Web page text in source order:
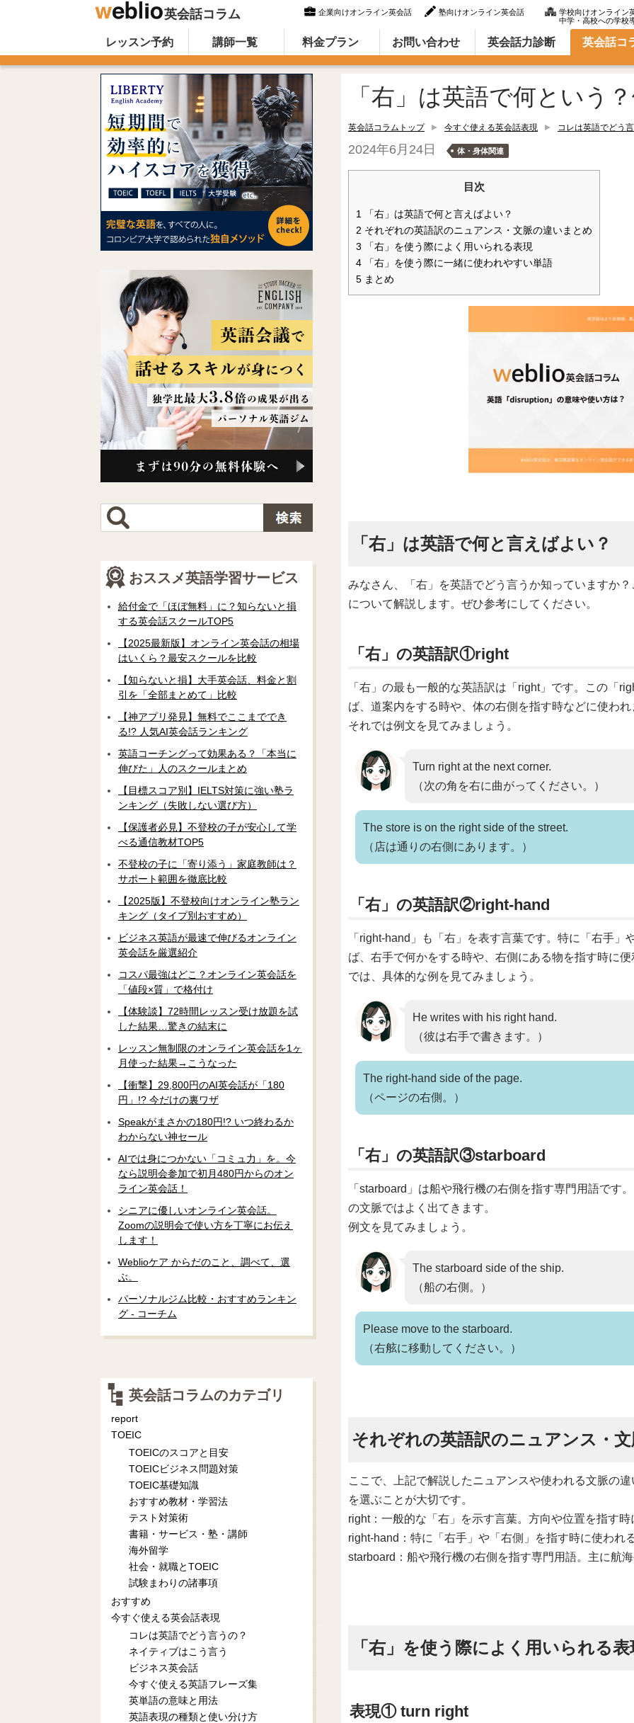
英会話コラム 企業向けオンライン英会話 塾向けオンライン英会話
学校向けオンライン
中学・高校への学校
オンライン英会話のWeblio英会話コラム（英語での言い方・英語表現）
Skip to content
レッスン予約 講師一覧 料金プラン お問い合わせ 英会話力診断 英会話コ
「右」は英語で何という
英会話コラムトップ 今すぐ使える英会話表現 コレは英語でどう
2024年6月24日 体・身体関連
目次
1 「右」は英語で何と言えばよい？
2 それぞれの英語訳のニュアンス・文脈の違いまとめ
3 「右」を使う際によく用いられる表現
4 「右」を使う際に一緒に使われやすい単語
5 まとめ
「右」は英語で何と言えばよい？
みなさん、「右」を英語でどう言うか知っていますか
について解説します。ぜひ参考にしてください。
「右」の英語訳①right
「右」の最も一般的な英語訳は「right」です。この「
ば、道案内をする時や、体の右側を指す時などに使われ
それでは例文を見てみましょう。
Turn right at the next corner.
（次の角を右に曲がってください。）
The store is on the right side of the street.
（店は通りの右側にあります。）
「右」の英語訳②right-hand
「right-hand」も「右」を表す言葉です。特に「右手
ば、右手で何かをする時や、右側にある物を指す時に
では、具体的な例を見てみましょう。
He writes with his right hand.
（彼は右手で書きます。）
The right-hand side of the page.
（ページの右側。）
「右」の英語訳③starboard
「starboard」は船や飛行機の右側を指す専門用語です
の文脈ではよく出てきます。
例文を見てみましょう。
The starboard side of the ship.
（船の右側。）
Please move to the starboard.
（右舷に移動してください。）
それぞれの英語訳のニュアンス・
ここで、上記で解説したニュアンスや使われる文脈の
を選ぶことが大切です。
right：一般的な「右」を示す言葉。方向や位置を指す
right-hand：特に「右手」や「右側」を指す時に使われ
starboard：船や飛行機の右側を指す専門用語。主に航
「右」を使う際によく用いられる表
表現① turn right
おススメ英語学習サービス
給付金で「ほぼ無料」に？知らないと損
する英会話スクールTOP5
【2025最新版】オンライン英会話の相場
はいくら？最安スクールを比較
【知らないと損】大手英会話、料金と割
引を「全部まとめて」比較
【神アプリ発見】無料でここまででき
る!? 人気AI英会話ランキング
英語コーチングって効果ある？「本当に
伸びた」人のスクールまとめ
【目標スコア別】IELTS対策に強い塾ラ
ンキング（失敗しない選び方）
【保護者必見】不登校の子が安心して学
べる通信教材TOP5
不登校の子に「寄り添う」家庭教師は？
サポート範囲を徹底比較
【2025版】不登校向けオンライン塾ラン
キング（タイプ別おすすめ）
ビジネス英語が最速で伸びるオンライン
英会話を厳選紹介
コスパ最強はどこ？オンライン英会話を
「値段×質」で格付け
【体験談】72時間レッスン受け放題を試
した結果…驚きの結末に
レッスン無制限のオンライン英会話を1ヶ
月使った結果→こうなった
【衝撃】29,800円のAI英会話が「180
円」!? 今だけの裏ワザ
Speakがまさかの180円!? いつ終わるか
わからない神セール
AIでは身につかない「コミュ力」を。今
なら説明会参加で初月480円からのオン
ライン英会話！
シニアに優しいオンライン英会話。
Zoomの説明会で使い方を丁寧にお伝え
します！
Weblioケア からだのこと、調べて、選
ぶ。
パーソナルジム比較・おすすめランキン
グ - コーチム
英会話コラムのカテゴリ
report
TOEIC
TOEICのスコアと目安
TOEICビジネス問題対策
TOEIC基礎知識
おすすめ教材・学習法
テスト対策術
書籍・サービス・塾・講師
海外留学
社会・就職とTOEIC
試験まわりの諸事項
おすすめ
今すぐ使える英会話表現
コレは英語でどう言うの？
ネイティブはこう言う
ビジネス英会話
今すぐ使える英語フレーズ集
英単語の意味と用法
英語表現の種類と使い分け方